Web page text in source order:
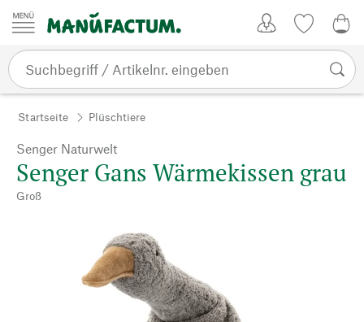
Zum Inhalt springen
Startseite Plüschtiere
Senger Naturwelt
Senger Gans Wärmekissen grau
Groß